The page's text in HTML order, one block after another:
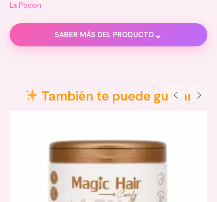
La Pocion
SABER MÁS DEL PRODUCTO ⌄
También te puede gustar